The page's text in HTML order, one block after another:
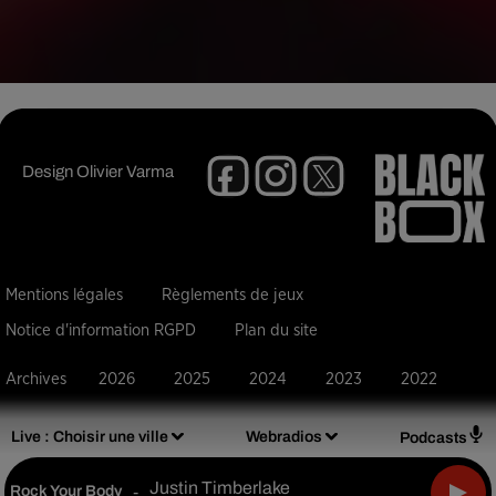
Live : Choisir une ville Webradios Podcasts
Rock Your Body - Justin Timberlake
DesignOlivier Varma
Mentions légales Règlements de jeux
Notice d'information RGPD Plan du site
Archives 2026 2025 2024 2023 2022